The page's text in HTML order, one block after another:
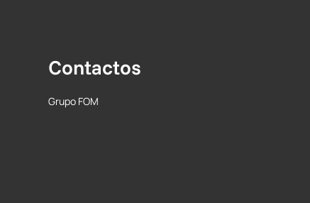
Contactos
Grupo FOM